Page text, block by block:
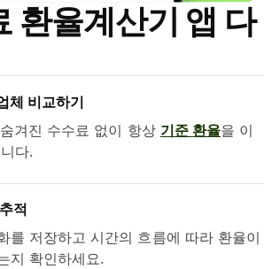
환율계산기 앱 다
체 비교하기
겨진 수수료 없이 항상 기준 환율을 이
다.
적
를 저장하고 시간의 흐름에 따라 환율이
지 확인하세요.